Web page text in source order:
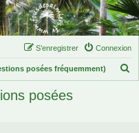
Connexion
S’enregistrer
posées fréquemment)
posées